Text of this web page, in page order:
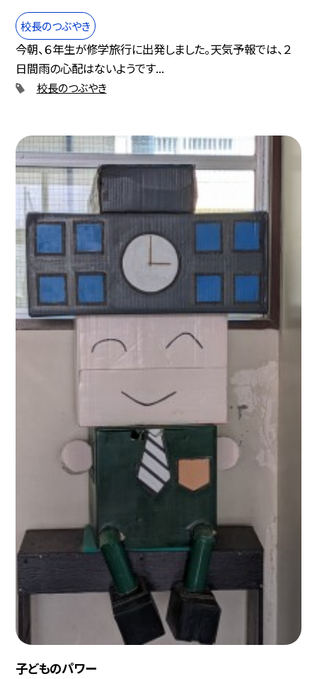
校長のつぶやき
今朝、６年生が修学旅行に出発しました。天気予報では、２
日間雨の心配はないようです...
校長のつぶやき
子どものパワー